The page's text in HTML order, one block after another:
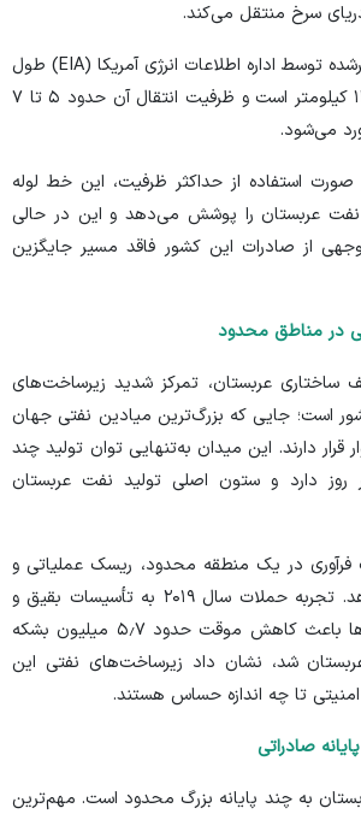
سرخ منتقل می‌کند.
منتشرشده توسط اداره اطلاعات انرژی آمریکا (EIA) طول
این خط لوله حدود ۱۲۰۰ کیلومتر است و ظرفیت انتقال آن حدود ۵ تا ۷
می‌شود.
استفاده از حداکثر ظرفیت، این خط لوله
نفت عربستان را پوشش می‌دهد و این در حالی
از صادرات این کشور فاقد مسیر جایگزین
در مناطق محدود
ساختاری عربستان، تمرکز شدید زیرساخت‌های
است؛ جایی که بزرگ‌ترین میادین نفتی جهان
قرار دارند. این میدان به‌تنهایی توان تولید چند
دارد و ستون اصلی تولید نفت عربستان
فرآوری در یک منطقه محدود، ریسک عملیاتی و
امنیتی را افزایش می‌دهد. تجربه حملات سال ۲۰۱۹ به تأسیسات بقیق و
خریص که طبق گزارش‌ها باعث کاهش موقت حدود ۵٫۷ میلیون بشکه
شد، نشان داد زیرساخت‌های نفتی این
تا چه اندازه حساس هستند.
صادراتی
به چند پایانه بزرگ محدود است. مهم‌ترین